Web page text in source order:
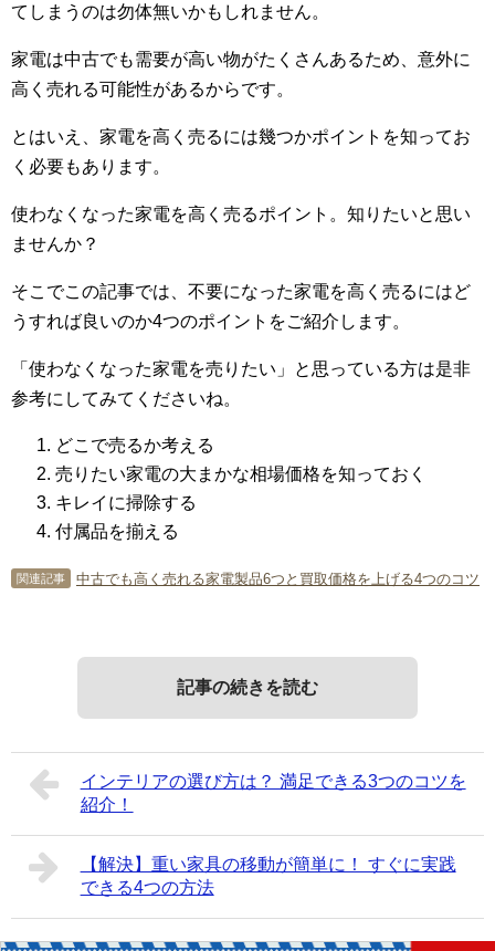
てしまうのは勿体無いかもしれません。
家電は中古でも需要が高い物がたくさんあるため、意外に
高く売れる可能性があるからです。
とはいえ、家電を高く売るには幾つかポイントを知ってお
く必要もあります。
使わなくなった家電を高く売るポイント。知りたいと思い
ませんか？
そこでこの記事では、不要になった家電を高く売るにはど
うすれば良いのか4つのポイントをご紹介します。
「使わなくなった家電を売りたい」と思っている方は是非
参考にしてみてくださいね。
どこで売るか考える
売りたい家電の大まかな相場価格を知っておく
キレイに掃除する
付属品を揃える
関連記事 中古でも高く売れる家電製品6つと買取価格を上げる4つのコツ
記事の続きを読む
インテリアの選び方は？ 満足できる3つのコツを
紹介！
【解決】重い家具の移動が簡単に！ すぐに実践
できる4つの方法